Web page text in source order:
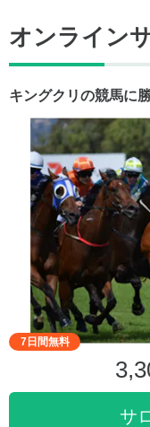
オンライン
キングクリの競馬に
7日間無料
サ